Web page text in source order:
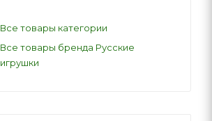
Все товары категории
Все товары бренда Русские
игрушки